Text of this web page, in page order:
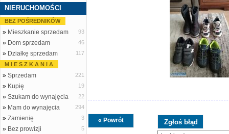
NIERUCHOMOŚCI
BEZ POŚREDNIKÓW
» Mieszkanie sprzedam 93
» Dom sprzedam 46
» Działkę sprzedam
117
M I E S Z K A N I A
» Sprzedam 221
» Kupię 19
» Szukam do wynajęcia 22
» Mam do wynajęcia 294
» Zamienię 3
» Bez prowizji
5
« Powrót